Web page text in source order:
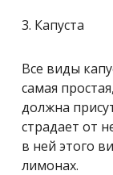
3. Капуста
Все виды
самая
должна
страдает от
в ней этого
лимонах.